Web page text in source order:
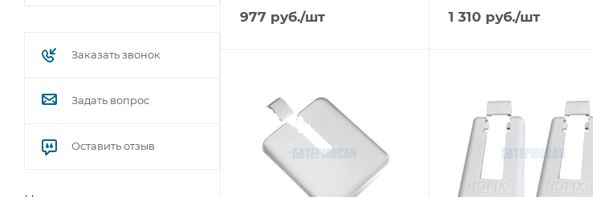
977 руб./шт 1 310 руб./шт
Заказать звонок
Задать вопрос
Оставить отзыв